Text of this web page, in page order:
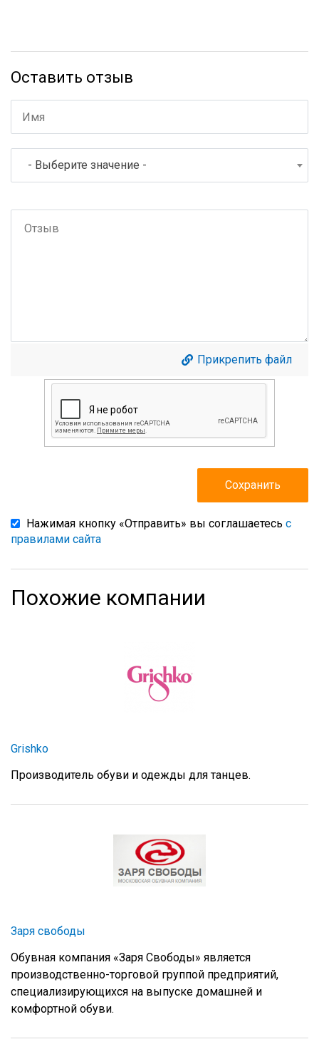
Оставить отзыв
- Выберите значение -
Прикрепить файл
Нажимая кнопку «Отправить» вы соглашаетесь с
правилами сайта
Похожие компании
Grishko
Производитель обуви и одежды для танцев.
Заря свободы
Обувная компания «Заря Свободы» является
производственно-торговой группой предприятий,
специализирующихся на выпуске домашней и
комфортной обуви.